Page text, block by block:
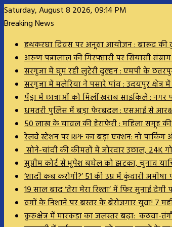
Saturday, August 8 2026, 09:14 PM
Breaking News
हथकरघा दिवस पर अनूठा आयोजन : बारूद की
अरुण पन्नालाल की गिरफ्तारी पर सियासी
सरगुजा में घूम रही लुटेरी दुल्हन : एमपी के
सरगुजा में मलेरिया ने पसारे पांव : उदयपुर क्षेत्र
पेंड्रा में छात्राओं को मिलीं खराब साइकिलें :
धमतरी पुलिस में बड़ा फेरबदल : एसआई से
50 लाख के चावल की हेराफेरी : महिला समूह
रेलवे स्टेशन पर RPF का बड़ा एक्शन: नो
सोने-चांदी की कीमतों में जोरदार उछाल, 24K
सुप्रीम कोर्ट से भूपेश बघेल को झटका, चुनाव
‘शादी कब करोगी?’ 51 की उम्र में कुंवारी
19 साल बाद ‘तेरा मेरा रिश्ता’ में फिर सुनाई
ठगों के निशाने पर बस्तर के बेरोजगार युवा! 7
कुरुक्षेत्र में मारकंडा का जलस्तर बढ़ा: कठवा-